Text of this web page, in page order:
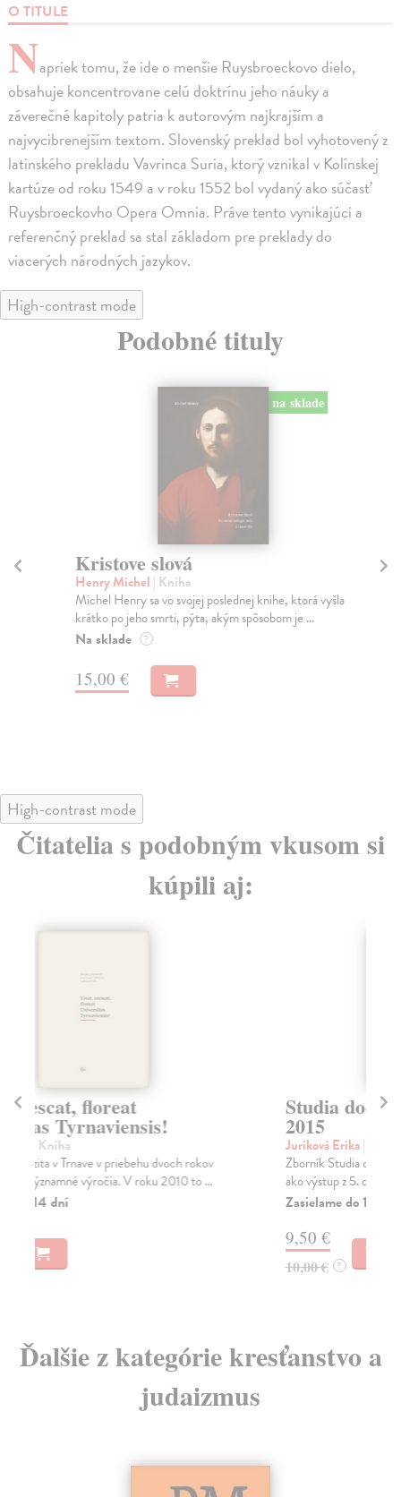
O TITULE
Napriek tomu, že ide o menšie Ruysbroeckovo dielo,
obsahuje koncentrovane celú doktrínu jeho náuky a
záverečné kapitoly patria k autorovým najkrajším a
najvycibrenejším textom. Slovenský preklad bol vyhotovený z
latinského prekladu Vavrinca Suria, ktorý vznikal v Kolínskej
kartúze od roku 1549 a v roku 1552 bol vydaný ako súčasť
Ruysbroeckovho Opera Omnia. Práve tento vynikajúci a
referenčný preklad sa stal základom pre preklady do
viacerých národných jazykov.
High-contrast mode
Podobné tituly
na sklade
Kristove slová
Henry Michel| Kniha
Michel Henry sa vo svojej poslednej knihe, ktorá vyšla
krátko po jeho smrti, pýta, akým spôsobom je ...
Na sklade ?
15,00 €
High-contrast mode
Čitatelia s podobným vkusom si
kúpili aj:
Studia doctoralia Tyrnaviensia
2015
Juríková Erika
Zborník Studia doctoralia Tyrnaviensia 2015 vznikol
ako výstup z 5. doktorandského dňa Filozofickej ...
Zasielame do 14 dní
9,50 €
10,00 €
Ďalšie z kategórie kresťanstvo a
judaizmus